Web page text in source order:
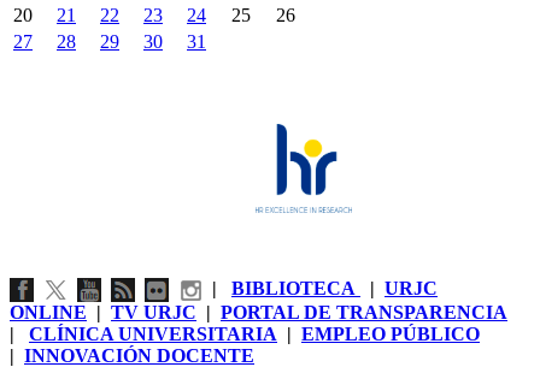
20
21 22 23 24 25
26
27
28 29 30 31
| BIBLIOTECA | URJC
ONLINE | TV URJC | PORTAL DE TRANSPARENCIA
| CLÍNICA UNIVERSITARIA | EMPLEO PÚBLICO
| INNOVACIÓN DOCENTE